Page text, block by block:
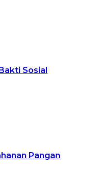
Sosial
Pangan